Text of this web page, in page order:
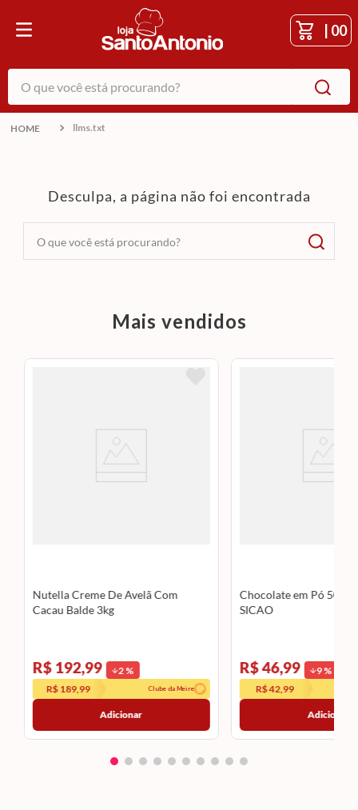
00
O que você está procurando?
llms.txt
Desculpa, a página não foi encontrada
Mais vendidos
Nutella Creme De Avelã Com
Cacau Balde 3kg
R$ 192,99 2%
R$ 189,99
Clube da Meire
Adicionar
Chocolate em Pó 50%
SICAO
R$ 46,99 9%
R$ 42,99
Adicionar